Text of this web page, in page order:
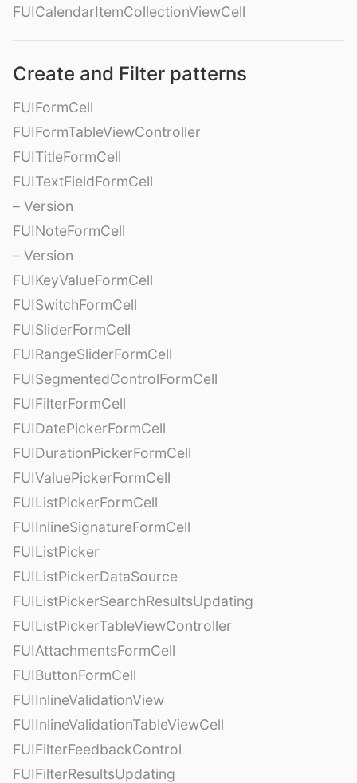
FUICalendarItemCollectionViewCell
Create and Filter patterns
FUIFormCell
FUIFormTableViewController
FUITitleFormCell
FUITextFieldFormCell
– Version
FUINoteFormCell
– Version
FUIKeyValueFormCell
FUISwitchFormCell
FUISliderFormCell
FUIRangeSliderFormCell
FUISegmentedControlFormCell
FUIFilterFormCell
FUIDatePickerFormCell
FUIDurationPickerFormCell
FUIValuePickerFormCell
FUIListPickerFormCell
FUIInlineSignatureFormCell
FUIListPicker
FUIListPickerDataSource
FUIListPickerSearchResultsUpdating
FUIListPickerTableViewController
FUIAttachmentsFormCell
FUIButtonFormCell
FUIInlineValidationView
FUIInlineValidationTableViewCell
FUIFilterFeedbackControl
FUIFilterResultsUpdating